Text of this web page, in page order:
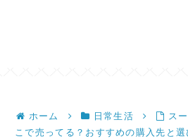
ホーム 日常生活
ス
こで売ってる？おすすめの購入先と選